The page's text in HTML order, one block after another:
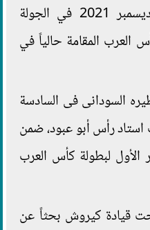
اليوم السبت 4 ديسمبر 2021 في الجولة
العرب المقامة حالياً في
السودانى فى السادسة
استاد رأس أبو عبود، ضمن
الأول لبطولة كأس العرب
قيادة كيروش بحثاً عن